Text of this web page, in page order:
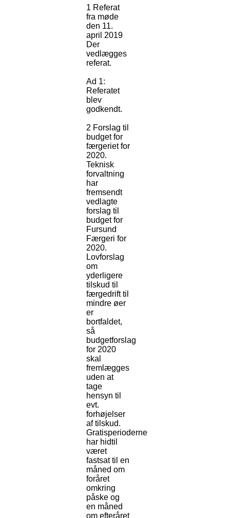
1 Referat
fra møde
den 11.
april 2019
Der
vedlægges
referat.
Ad 1:
Referatet
blev
godkendt.
2 Forslag til
budget for
færgeriet for
2020.
Teknisk
forvaltning
har
fremsendt
vedlagte
forslag til
budget for
Fursund
Færgeri for
2020.
Lovforslag
om
yderligere
tilskud til
færgedrift til
mindre øer
er
bortfaldet,
så
budgetforslag
for 2020
skal
fremlægges
uden at
tage
hensyn til
evt.
forhøjelser
af tilskud.
Gratisperioderne
har hidtil
været
fastsat til en
måned om
foråret
omkring
påske og
en måned
om efteråret